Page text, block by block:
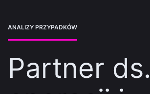
ANALIZY PRZYPADKÓW
Partner ds.